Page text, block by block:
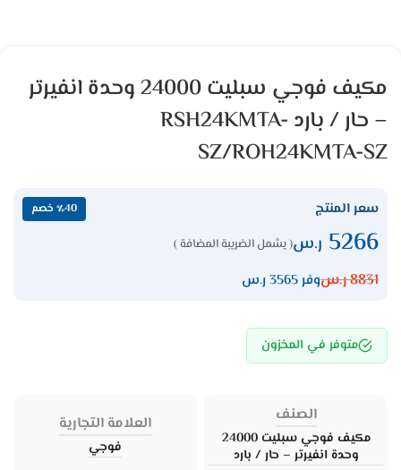
مكيف فوجي سبليت 24000 وحدة انفيرتر
– حار / بارد RSH24KMTA-
SZ/ROH24KMTA-SZ
سعر المنتج ٪40 خصم
5266 ر.س( يشمل الضريبة المضافة )
8831ر.سوفر 3565 ر.س
متوفر في المخزون
الصنف
مكيف فوجي سبليت 24000
وحدة انفيرتر – حار / بارد
العلامة التجارية
فوجي